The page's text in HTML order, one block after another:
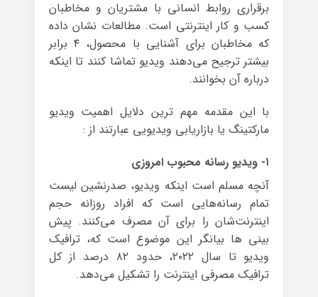
برقراری روابط انسانی با مشتریان و مخاطبان
کسب و کار اینترنتی است. مطالعات نشان داده
که مخاطبان برای آشنایی با محصول، ۴ برابر
بیشتر ترجیح می‌دهند ویدیو تماشا کنند تا اینکه
درباره آن بخوانند.
با این مقدمه مهم ترین دلایل اهمیت ویدیو
مارکتینگ یا بازاریابی ویدیویی عبارتند از :
۱- ویدیو رسانه محبوب امروزی
آنچه مسلم است اینکه ویدیو، صدرنشین لیست
تمام رسانه‌هایی است که افراد روزانه حجم
اینترنت‌شان را برای آن مصرف می‌کنند. پیش
بینی ها بیانگر این موضوع است که، ترافیک
ویدیو تا سال ۲۰۲۲، حدود ۸۲ درصد از کل
ترافیک مصرفی اینترنت را تشکیل می‌دهد.